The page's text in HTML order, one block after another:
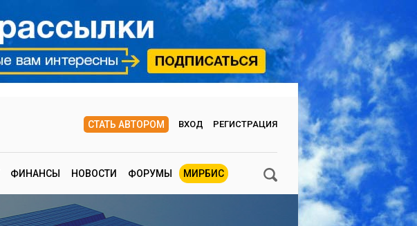
СТАТЬ АВТОРОМ ВХОД РЕГИСТРАЦИЯ
ФИНАНСЫ НОВОСТИ ФОРУМЫ МИРБИС